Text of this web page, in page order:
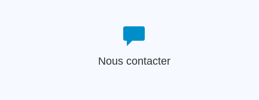
Nous contacter